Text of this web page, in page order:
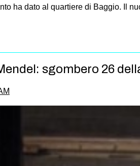
ha dato al quartiere di Baggio. Il
sgombero 26